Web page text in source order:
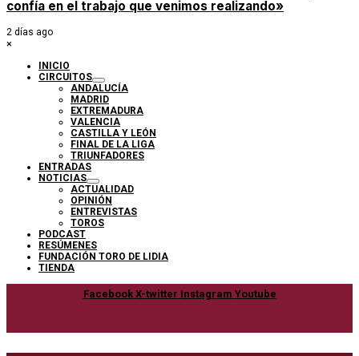
confía en el trabajo que venimos realizando»
2 días ago
×
INICIO
CIRCUITOS
ANDALUCÍA
MADRID
EXTREMADURA
VALENCIA
CASTILLA Y LEÓN
FINAL DE LA LIGA
TRIUNFADORES
ENTRADAS
NOTICIAS
ACTUALIDAD
OPINIÓN
ENTREVISTAS
TOROS
PODCAST
RESÚMENES
FUNDACIÓN TORO DE LIDIA
TIENDA
Facebook X-twitter Instagram Youtube